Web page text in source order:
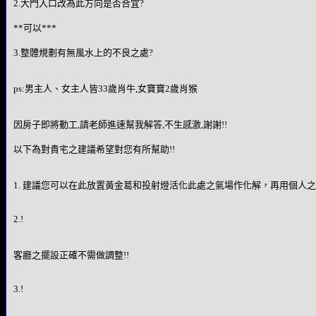
2.大門入口改為此方向是否合宜?
**可以***
3.整體規劃有無風水上的不良之處?
ps:男主人、女主人皆33歲肖牛,女寶寶2歲肖猴
因房子即將動工,請老師進速幫我解答,不生感激,謝謝!!
以下為對貴宅之建議希望對您有所幫助!!
1. 建議您可以在此放置黃金葛和投射燈活化此處之氣場作化解，再用個人
2.!
客廳之擺設正確不需做調整!!
3.!